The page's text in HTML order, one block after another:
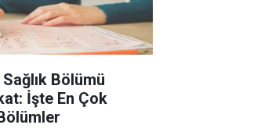
Bölümü
İşte En Çok